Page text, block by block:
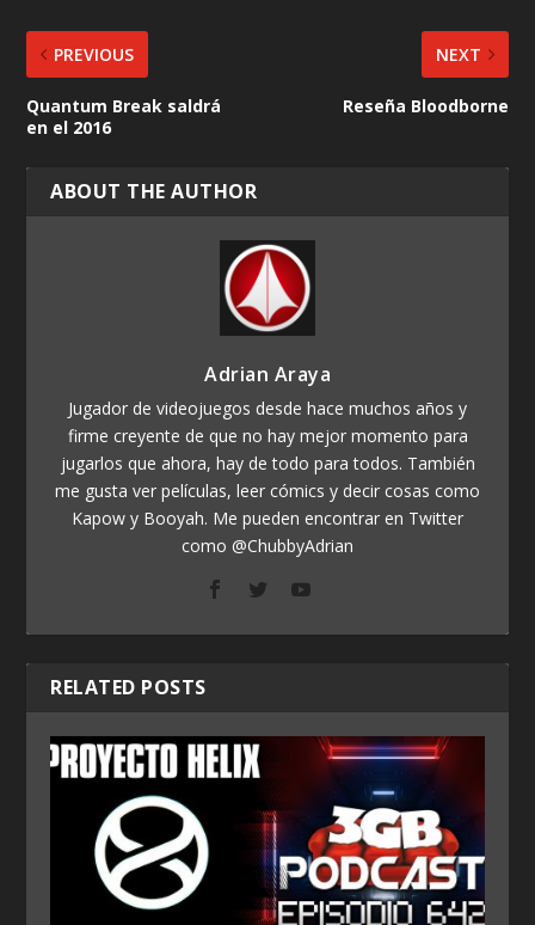
PREVIOUS
Quantum Break saldrá
en el 2016
NEXT
Reseña Bloodborne
ABOUT THE AUTHOR
Adrian Araya
Jugador de videojuegos desde hace muchos años y
firme creyente de que no hay mejor momento para
jugarlos que ahora, hay de todo para todos. También
me gusta ver películas, leer cómics y decir cosas como
Kapow y Booyah. Me pueden encontrar en Twitter
como @ChubbyAdrian
RELATED POSTS